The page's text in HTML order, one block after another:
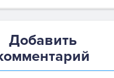
Добавить